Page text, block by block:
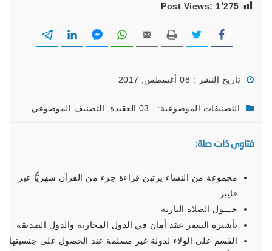
Post Views: 1٬275
تاريخ النشر : 08 أغسطس, 2017
التصنيفات الموضوعية: 03 العقيدة التصنيف الموضوعي
فتاوى ذات صلة:
مجموعة من النساء يرتبن قراءة جزء من القرآن شهريًّا عبر
فايبر
حـــول الصلاة النارية
تأشيرة السفر عقد أمان في الدول المحاربة والدول الصديقة
القَسم على الولاء لدولة غير مسلمة عند الحصول على جنسيتها